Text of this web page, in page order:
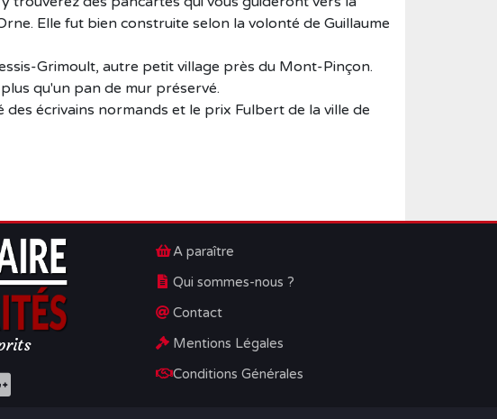
Elle fut bien construite selon la volonté de Guillaume
Grimoult, autre petit village près du Mont-Pinçon.
qu'un pan de mur préservé.
écrivains normands et le prix Fulbert de la ville de
A paraître
Qui sommes-nous ?
Contact
Mentions Légales
Conditions Générales